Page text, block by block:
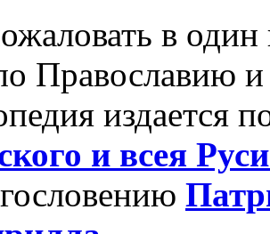
в
Православию
издается
и всея